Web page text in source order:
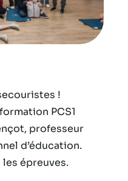
!
PCS1
professeur
d’éducation.
épreuves.